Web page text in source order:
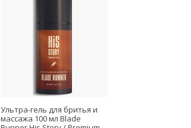
Ультра-гель для бритья и
массажа 100 мл Blade